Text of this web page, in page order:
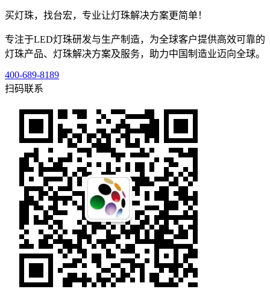
买灯珠，找台宏，专业让灯珠解决方案更简单！
专注于LED灯珠研发与生产制造，为全球客户提供高效可靠的
灯珠产品、灯珠解决方案及服务，助力中国制造业迈向全球。
400-689-8189
扫码联系